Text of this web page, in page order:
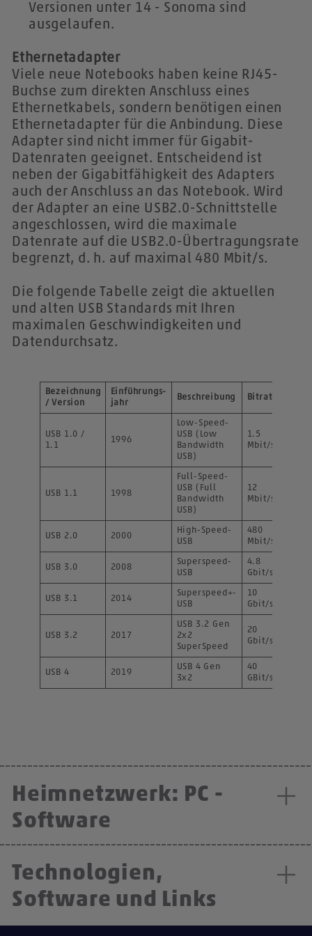
Versionen unter 14 - Sonoma sind
ausgelaufen.
Ethernetadapter
Viele neue Notebooks haben keine RJ45-
Buchse zum direkten Anschluss eines
Ethernetkabels, sondern benötigen einen
Ethernetadapter für die Anbindung. Diese
Adapter sind nicht immer für Gigabit-
Datenraten geeignet. Entscheidend ist
neben der Gigabitfähigkeit des Adapters
auch der Anschluss an das Notebook. Wird
der Adapter an eine USB2.0-Schnittstelle
angeschlossen, wird die maximale
Datenrate auf die USB2.0-Übertragungsrate
begrenzt, d. h. auf maximal 480 Mbit/s.
Die folgende Tabelle zeigt die aktuellen
und alten USB Standards mit Ihren
maximalen Geschwindigkeiten und
Datendurchsatz.
Bezeichnung
/ Version
Einführungs-
jahr
Beschreibung Bitrate
USB 1.0 /
1.1
1996
Low-Speed-
USB (Low
Bandwidth
USB)
1.5
Mbit/s
USB 1.1 1998
Full-Speed-
USB (Full
Bandwidth
USB)
12
Mbit/s
USB 2.0 2000
High-Speed-
USB
480
Mbit/s
USB 3.0 2008
Superspeed-
USB
4.8
Gbit/s
USB 3.1 2014
Superspeed+-
USB
10
Gbit/s
USB 3.2 2017
USB 3.2 Gen
2x2
SuperSpeed
20
Gbit/s
USB 4 2019
USB 4 Gen
3x2
40
GBit/s
Heimnetzwerk: PC -
Software
Technologien,
Software und Links